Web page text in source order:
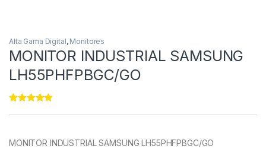
Alta Gama Digital, Monitores
MONITOR INDUSTRIAL SAMSUNG
LH55PHFPBGC/GO
ratings
MONITOR INDUSTRIAL SAMSUNG LH55PHFPBGC/GO